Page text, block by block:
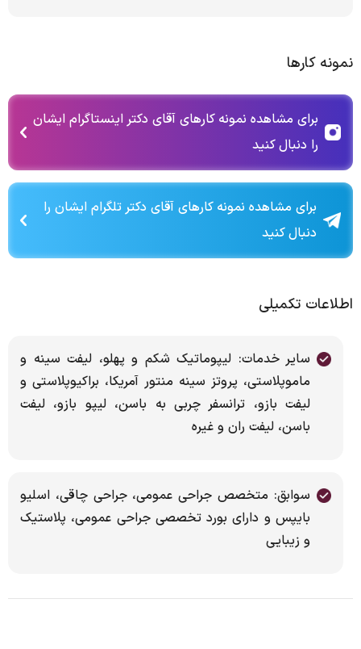
نمونه کارها
برای مشاهده نمونه کارهای آقای دکتر اینستاگرام ایشان
را دنبال کنید
برای مشاهده نمونه کارهای آقای دکتر تلگرام ایشان را
دنبال کنید
اطلاعات تکمیلی
سایر خدمات: لیپوماتیک شکم و پهلو، لیفت سینه و
ماموپلاستی، پروتز سینه منتور آمریکا، براکیوپلاستی و
لیفت بازو، ترانسفر چربی به باسن، لیپو بازو، لیفت
باسن، لیفت ران و غیره
سوابق: متخصص جراحی عمومی، جراحی چاقی، اسلیو
بایپس و دارای بورد تخصصی جراحی عمومی، پلاستیک
و زیبایی